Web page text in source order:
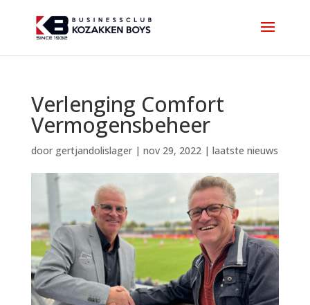
Verlenging Comfort
Vermogensbeheer
door gertjandolislager| nov 29, 2022| laatste nieuws